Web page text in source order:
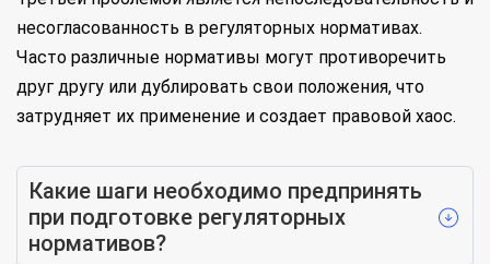
несогласованность в регуляторных нормативах.
Часто различные нормативы могут противоречить
друг другу или дублировать свои положения, что
затрудняет их применение и создает правовой хаос.
Какие шаги необходимо предпринять
при подготовке регуляторных
нормативов?